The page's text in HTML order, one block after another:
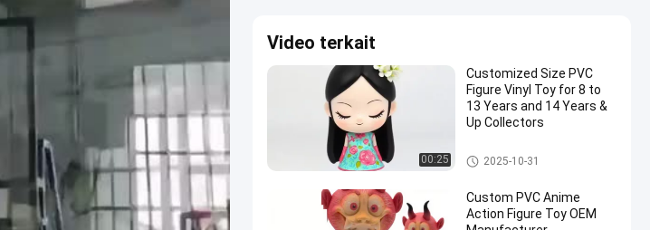
Video terkait
00:25
Customized Size PVC
Figure Vinyl Toy for 8 to
13 Years and 14 Years &
Up Collectors
Mainan Plastik Custom/Main
an PVC
2025-10-31
Custom PVC Anime
Action Figure Toy OEM